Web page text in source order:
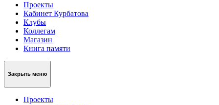
Проекты
Кабинет Курбатова
Клубы
Коллегам
Магазин
Книга памяти
Закрыть меню
Проекты